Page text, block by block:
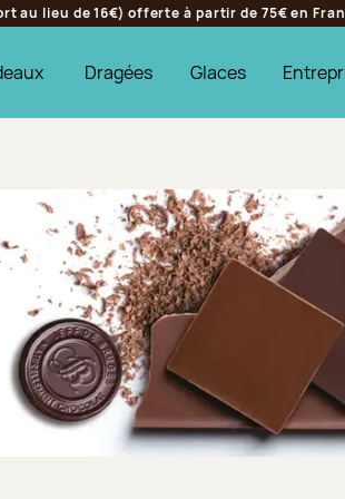
au lieu de 16€) offerte à partir de 75€ en
Dragées Glaces